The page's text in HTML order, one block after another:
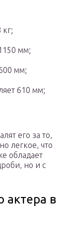
мм;
мм;
610 мм;
его за то,
легкое, что
обладает
но и с
актера в